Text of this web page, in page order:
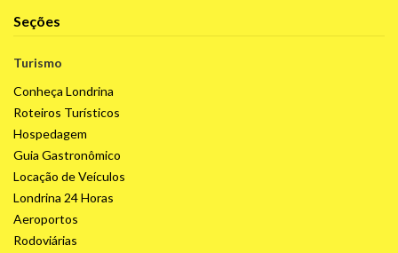
Seções
Turismo
Conheça Londrina
Roteiros Turísticos
Hospedagem
Guia Gastronômico
Locação de Veículos
Londrina 24 Horas
Aeroportos
Rodoviárias